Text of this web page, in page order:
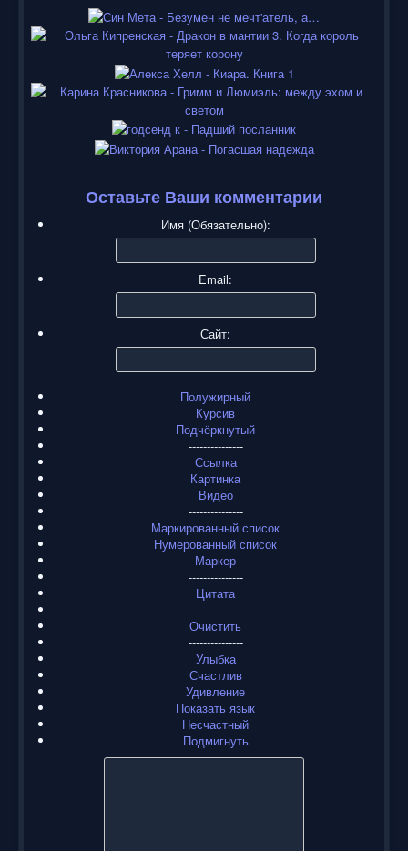
Оставьте Ваши комментарии
Имя (Обязательно):
Email:
Сайт:
Полужирный
Курсив
Подчёркнутый
---------------
Ссылка
Картинка
Видео
---------------
Маркированный список
Нумерованный список
Маркер
---------------
Цитата
Очистить
---------------
Улыбка
Счастлив
Удивление
Показать язык
Несчастный
Подмигнуть